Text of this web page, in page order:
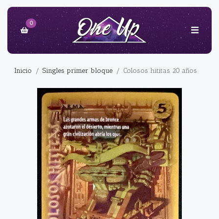
0
Inicio Singles primer bloque Colosos hititas 20 años